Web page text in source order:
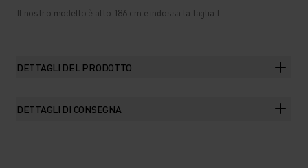
Il nostro modello è alto 186 cm e indossa la taglia L.
DETTAGLI DEL PRODOTTO
DETTAGLI DI CONSEGNA